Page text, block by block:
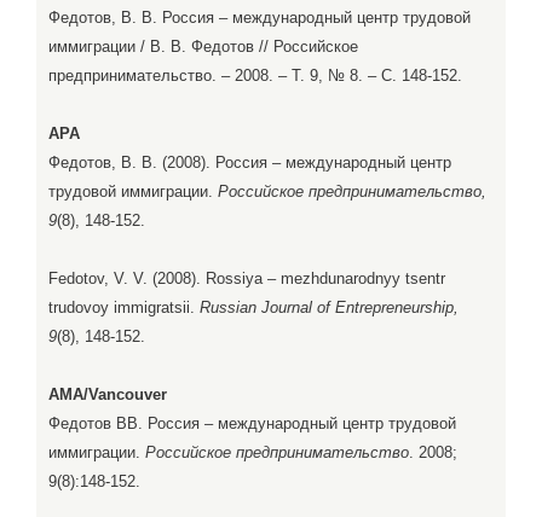
Федотов, В. В. Россия – международный центр трудовой
иммиграции / В. В. Федотов // Российское
предпринимательство. – 2008. – Т. 9, № 8. – С. 148-152.
APA
Федотов, В. В. (2008). Россия – международный центр
трудовой иммиграции. Российское предпринимательство,
9(8), 148-152.
Fedotov, V. V. (2008). Rossiya – mezhdunarodnyy tsentr
trudovoy immigratsii. Russian Journal of Entrepreneurship,
9(8), 148-152.
AMA/Vancouver
Федотов ВВ. Россия – международный центр трудовой
иммиграции. Российское предпринимательство. 2008;
9(8):148-152.